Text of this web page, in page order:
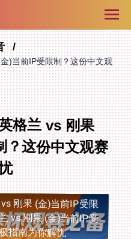
)当前IP受限制？这份中文观
格兰 vs 刚果
这份中文观赛
刚果 (金)当前IP受限
vs 刚果 (金)当前IP受
指南为你解忧